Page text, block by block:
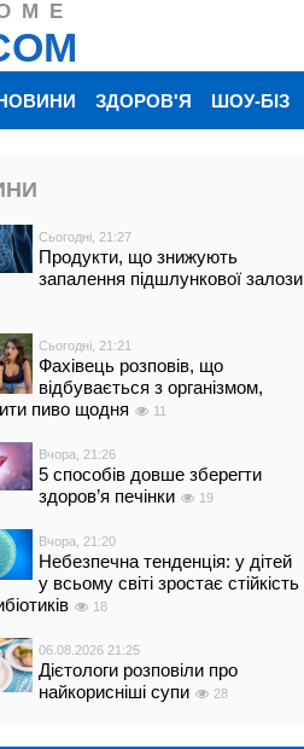
ЗДОРОВ'Я ШОУ-БІЗ
Сьогодні, 21:27
Продукти, що знижують
запалення підшлункової залози
Сьогодні, 21:21
Фахівець розповів, що
відбувається з організмом,
пиво щодня
11
Вчора, 21:26
5 способів довше зберегти
здоров’я печінки
19
Вчора, 21:20
Небезпечна тенденція: у дітей
у всьому світі зростає стійкість
18
06.08.2026 21:25
Дієтологи розповіли про
найкорисніші супи
28